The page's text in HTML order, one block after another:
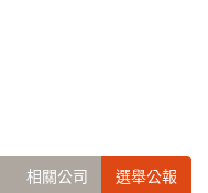
相關公司 選舉公報